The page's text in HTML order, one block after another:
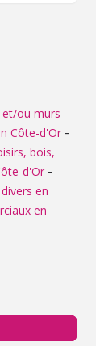
ou murs
Côte-d'Or -
bois,
d'Or -
en
en